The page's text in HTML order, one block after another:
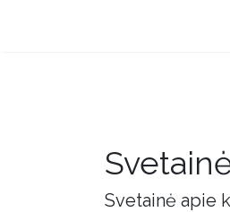
Svetainė apie